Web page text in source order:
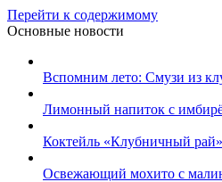
Перейти к содержимому
Основные новости
Вспомним лето: Смузи из
Лимонный напиток с
Коктейль «Клубничный рай»
Освежающий мохито с